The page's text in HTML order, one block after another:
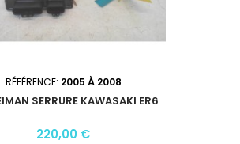
RÉFÉRENCE: 2005 À 2008
SERRURE KAWASAKI ER6
220,00 €